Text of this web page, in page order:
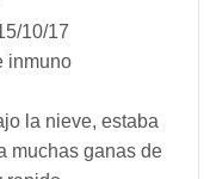
10/17
inmuno
la nieve, estaba
muchas ganas de